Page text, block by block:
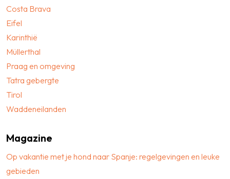
Costa Brava
Eifel
Karinthië
Müllerthal
Praag en omgeving
Tatra gebergte
Tirol
Waddeneilanden
Magazine
Op vakantie met je hond naar Spanje: regelgevingen en leuke
gebieden